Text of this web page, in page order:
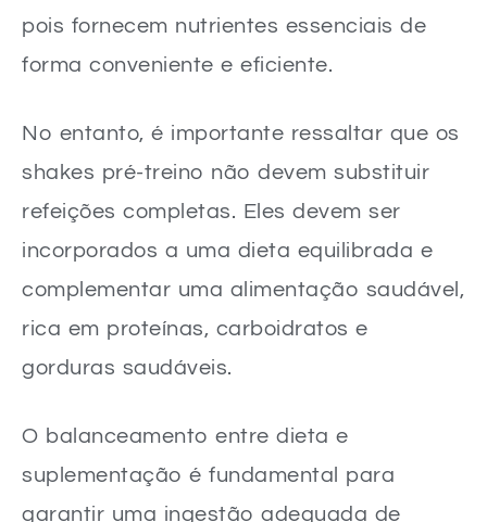
pois fornecem nutrientes essenciais de
forma conveniente e eficiente.
No entanto, é importante ressaltar que os
shakes pré-treino não devem substituir
refeições completas. Eles devem ser
incorporados a uma dieta equilibrada e
complementar uma alimentação saudável,
rica em proteínas, carboidratos e
gorduras saudáveis.
O balanceamento entre dieta e
suplementação é fundamental para
garantir uma ingestão adequada de